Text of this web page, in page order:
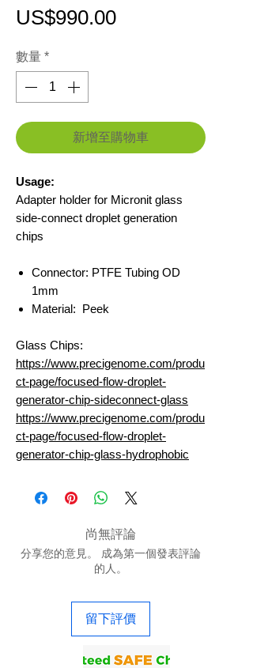
US$990.00價
數量 *
新增至購物車
Usage:
Adapter holder for Micronit glass
side-connect droplet generation
chips
Connector: PTFE Tubing OD
1mm
Material: Peek
Glass Chips:
https://www.precigenome.com/produ
ct-page/focused-flow-droplet-
generator-chip-sideconnect-glass
https://www.precigenome.com/produ
ct-page/focused-flow-droplet-
generator-chip-glass-hydrophobic
尚無評論
分享您的意見。 成為第一個發表評論
的人。
留下評價